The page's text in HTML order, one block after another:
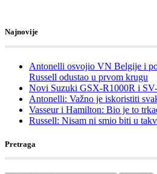
Najnovije
Antonelli osvojio VN Belgije i
Russell odustao u prvom krugu
Novi Suzuki GSX-R1000R i
Antonelli: Važno je iskoristiti
Vasseur i Hamilton: Bio je to
Russell: Nisam ni smio biti u
Pretraga